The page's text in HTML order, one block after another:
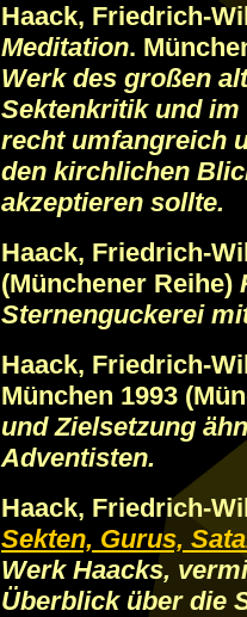
Haack, Friedrich-
Meditation.
Werk des großen
Sektenkritik und im
recht umfangreich
den kirchlichen
akzeptieren sollte.
Haack, Friedrich-
(Münchener Reihe)
Sternenguckerei
Haack, Friedrich-
München 1993
und Zielsetzung
Adventisten.
Haack, Friedrich-
Sekten, Gurus,
Werk Haacks,
Überblick über die